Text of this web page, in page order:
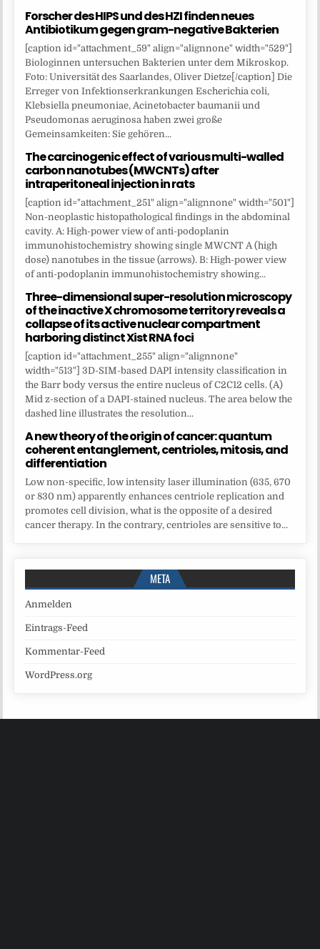
Forscher des HIPS und des HZI finden neues
Antibiotikum gegen gram-negative Bakterien
[caption id="attachment_59" align="alignnone" width="529"]
Biologinnen untersuchen Bakterien unter dem Mikroskop.
Foto: Universität des Saarlandes, Oliver Dietze[/caption] Die
Erreger von Infektionserkrankungen Escherichia coli,
Klebsiella pneumoniae, Acinetobacter baumanii und
Pseudomonas aeruginosa haben zwei große
Gemeinsamkeiten: Sie gehören...
The carcinogenic effect of various multi-walled
carbon nanotubes (MWCNTs) after
intraperitoneal injection in rats
[caption id="attachment_251" align="alignnone" width="501"]
Non-neoplastic histopathological findings in the abdominal
cavity. A: High-power view of anti-podoplanin
immunohistochemistry showing single MWCNT A (high
dose) nanotubes in the tissue (arrows). B: High-power view
of anti-podoplanin immunohistochemistry showing...
Three-dimensional super-resolution microscopy
of the inactive X chromosome territory reveals a
collapse of its active nuclear compartment
harboring distinct Xist RNA foci
[caption id="attachment_255" align="alignnone"
width="513"] 3D-SIM-based DAPI intensity classification in
the Barr body versus the entire nucleus of C2C12 cells. (A)
Mid z-section of a DAPI-stained nucleus. The area below the
dashed line illustrates the resolution...
A new theory of the origin of cancer: quantum
coherent entanglement, centrioles, mitosis, and
differentiation
Low non-specific, low intensity laser illumination (635, 670
or 830 nm) apparently enhances centriole replication and
promotes cell division, what is the opposite of a desired
cancer therapy. In the contrary, centrioles are sensitive to...
META
Anmelden
Eintrags-Feed
Kommentar-Feed
WordPress.org